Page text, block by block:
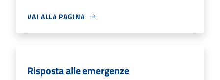
VAI ALLA PAGINA
Risposta alle emergenze